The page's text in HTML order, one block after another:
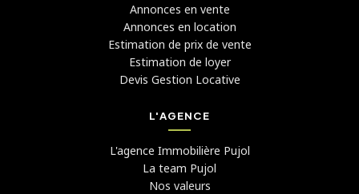
Annonces en vente
Annonces en location
Estimation de prix de vente
Estimation de loyer
Devis Gestion Locative
L'AGENCE
L'agence Immobilière Pujol
La team Pujol
Nos valeurs